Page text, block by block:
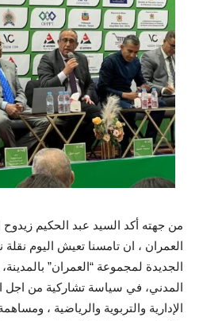
من جهته أكد السيد عبد الحكيم
العمران ، ان تامسنا تعيش اليوم
الجديدة لمجموعة “العمران”
المدني، في سياسة تشاركية من اجل
الإدارية والتربوية والرياضية ،